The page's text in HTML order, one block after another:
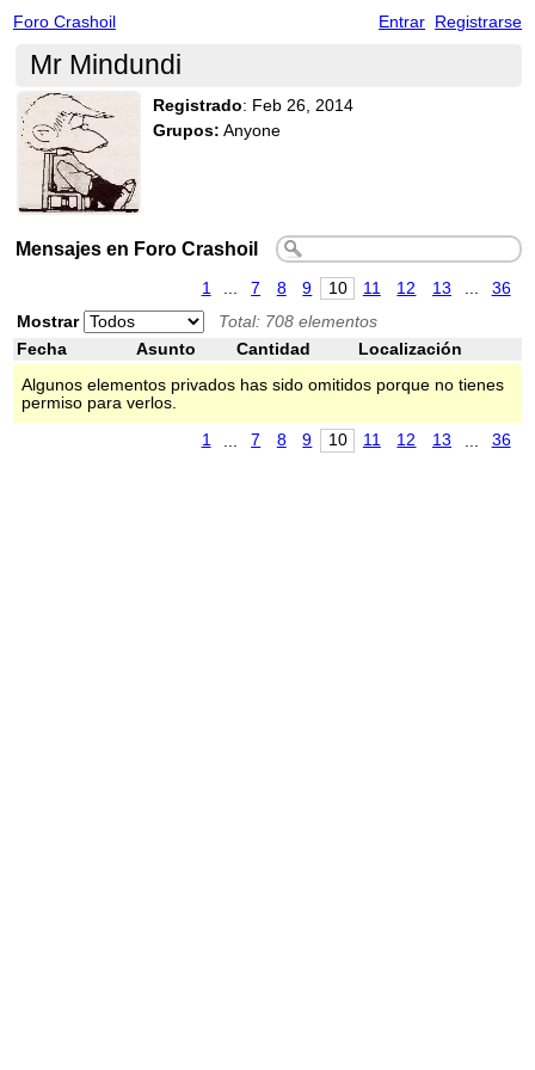
Foro Crashoil Entrar Registrarse
Mr Mindundi
Registrado: Feb 26, 2014
Grupos: Anyone
Mensajes en Foro Crashoil
1 7 8 9 10 11 12 13
36
Mostrar
Total: 708 elementos
Fecha
Asunto Cantidad
Localización
Algunos elementos privados has sido omitidos porque no tienes
permiso para verlos.
1 7 8 9 10 11 12 13 36